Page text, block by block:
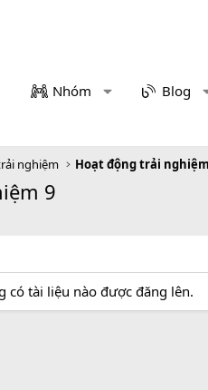
Nhóm Blog
nghiệm Hoạt động trải
9
có tài liệu nào được đăng lên.